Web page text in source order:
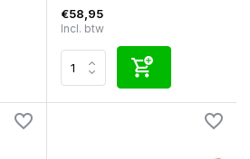
€58,95
Incl. btw